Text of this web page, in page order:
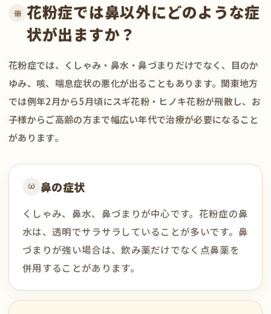
花粉症では鼻以外にどのような症
状が出ますか？
花粉症では、くしゃみ・鼻水・鼻づまりだけでなく、目のか
ゆみ、咳、喘息症状の悪化が出ることもあります。関東地方
では例年2月から5月頃にスギ花粉・ヒノキ花粉が飛散し、お
子様からご高齢の方まで幅広い年代で治療が必要になること
があります。
鼻の症状
くしゃみ、鼻水、鼻づまりが中心です。花粉症の鼻
水は、透明でサラサラしていることが多いです。鼻
づまりが強い場合は、飲み薬だけでなく点鼻薬を
併用することがあります。